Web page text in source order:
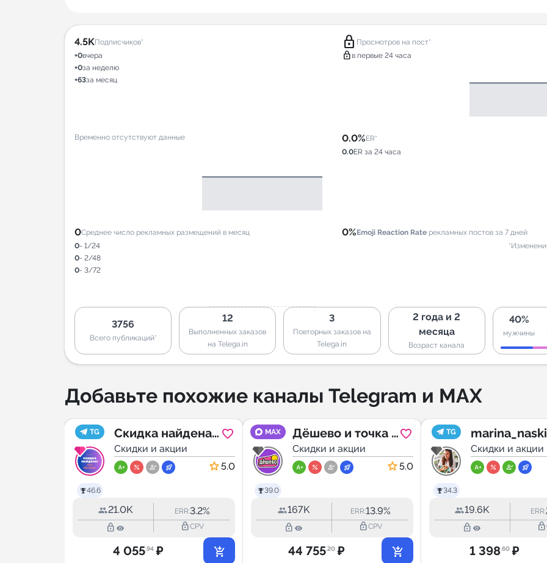
4.5KПодписчиков*
+0вчера
+0за неделю
+63за месяц
lock Просмотров на пост*
lock в первые 24 часа
Временно отсутствуют данные 0.0%ER*
0.0ER за 24 часа
0Среднее число рекламных размещений в месяц
0- 1/24
0- 2/48
0- 3/72
0%Emoji Reaction Rate рекламных постов за 7 дней
3756
Всего публикаций*
12
Выполненных заказов
на Telega.in
3
Повторных заказов на
Telega.in
2 года и 2
месяца
Возраст канала
40%
мужчины
Добавьте похожие каналы Telegram и MAX
TG
46.6
Скидка найдена!
| Озон ВБ
оооочень
Скидки и акции
5.0
21.0K ERR:3.2%
lock_outline lock_outlineCPV
4 055.94 ₽
MAX
39.0
Дёшево и точка |
Wildberries
Скидки и акции
5.0
167K ERR:13.9%
lock_outline lock_outlineCPV
44 755.20 ₽
TG
34.3
Скидки и акции
19.6K ERR:
lock_outline lock_outline
1 398.60 ₽